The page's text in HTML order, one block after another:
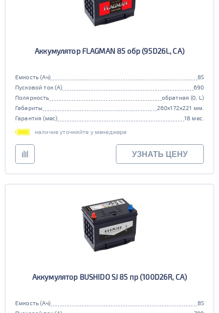
Аккумулятор FLAGMAN 85 обр (95D26L, CA)
Емкость (Ач)
85
Пусковой ток (А)
690
Полярность
обратная (0, L)
Габариты
260x172x221 мм.
Гарантия (мес)
18 мес.
наличие уточняйте у менеджера
УЗНАТЬ ЦЕНУ
Аккумулятор BUSHIDO SJ 85 пр (100D26R, CA)
Емкость (Ач)
85